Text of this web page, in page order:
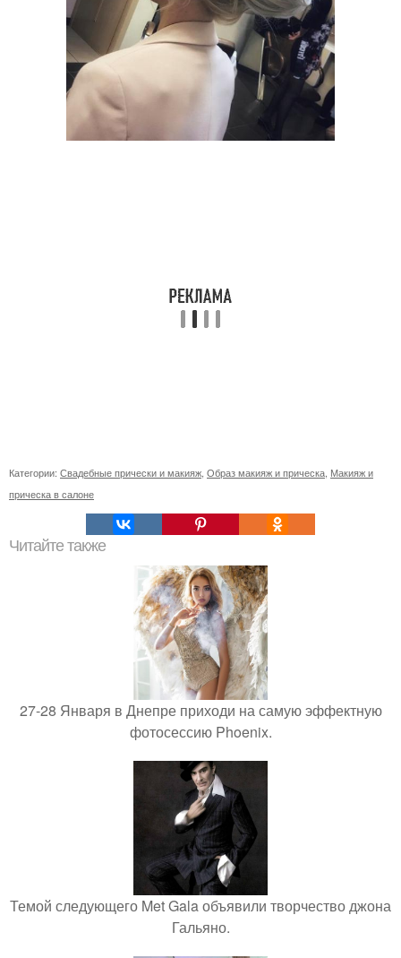
Категории: Свадебные прически и макияж Образ макияж и прическа Макияж и
прическа в салоне
Читайте также
27-28 Января в Днепре приходи на самую эффектную
фотосессию Phoenix.
Темой следующего Met Gala объявили творчество джона
Гальяно.